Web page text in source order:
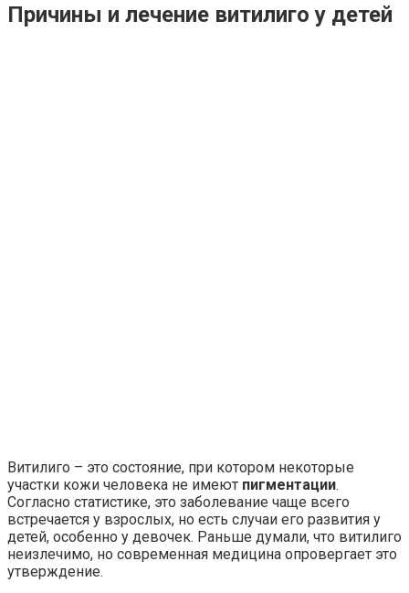
Причины и лечение витилиго у детей
Витилиго – это состояние, при котором некоторые
участки кожи человека не имеют пигментации.
Согласно статистике, это заболевание чаще всего
встречается у взрослых, но есть случаи его развития у
детей, особенно у девочек. Раньше думали, что витилиго
неизлечимо, но современная медицина опровергает это
утверждение.